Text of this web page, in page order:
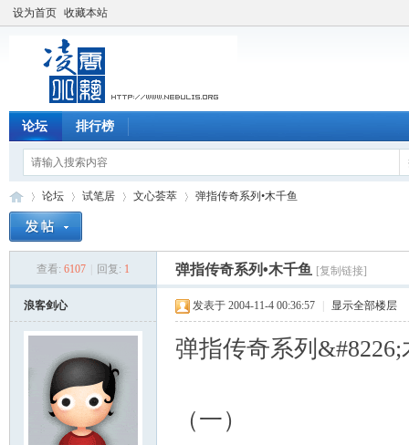
设为首页 收藏本站
论坛 排行榜
论坛
›
试笔居
›
文心荟萃
›
弹指传奇系列•木千鱼
查看: 6107 回复: 1 弹指传奇系列•木千鱼 [复制链接]
浪客剑心 发表于 2004-11-4 00:36:57 显示全部楼层
弹指传奇系列
（一）